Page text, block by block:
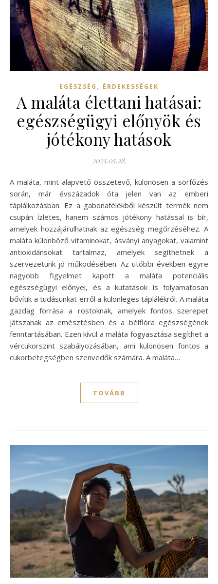
EGÉSZSÉG , ÉRDEKESSÉGEK
A maláta élettani hatásai:
egészségügyi előnyök és
jótékony hatások
2025.05.28.
A maláta, mint alapvető összetevő, különösen a sörfőzés
során, már évszázadok óta jelen van az emberi
táplálkozásban. Ez a gabonafélékből készült termék nem
csupán ízletes, hanem számos jótékony hatással is bír,
amelyek hozzájárulhatnak az egészség megőrzéséhez. A
maláta különböző vitaminokat, ásványi anyagokat, valamint
antioxidánsokat tartalmaz, amelyek segíthetnek a
szervezetünk jó működésében. Az utóbbi években egyre
nagyobb figyelmet kapott a maláta potenciális
egészségügyi előnyei, és a kutatások is folyamatosan
bővítik a tudásunkat erről a különleges táplálékról. A maláta
gazdag forrása a rostoknak, amelyek fontos szerepet
játszanak az emésztésben és a bélflóra egészségének
fenntartásában. Ezen kívül a maláta fogyasztása segíthet a
vércukorszint szabályozásában, ami különösen fontos a
cukorbetegségben szenvedők számára. A maláta…
TOVÁBB